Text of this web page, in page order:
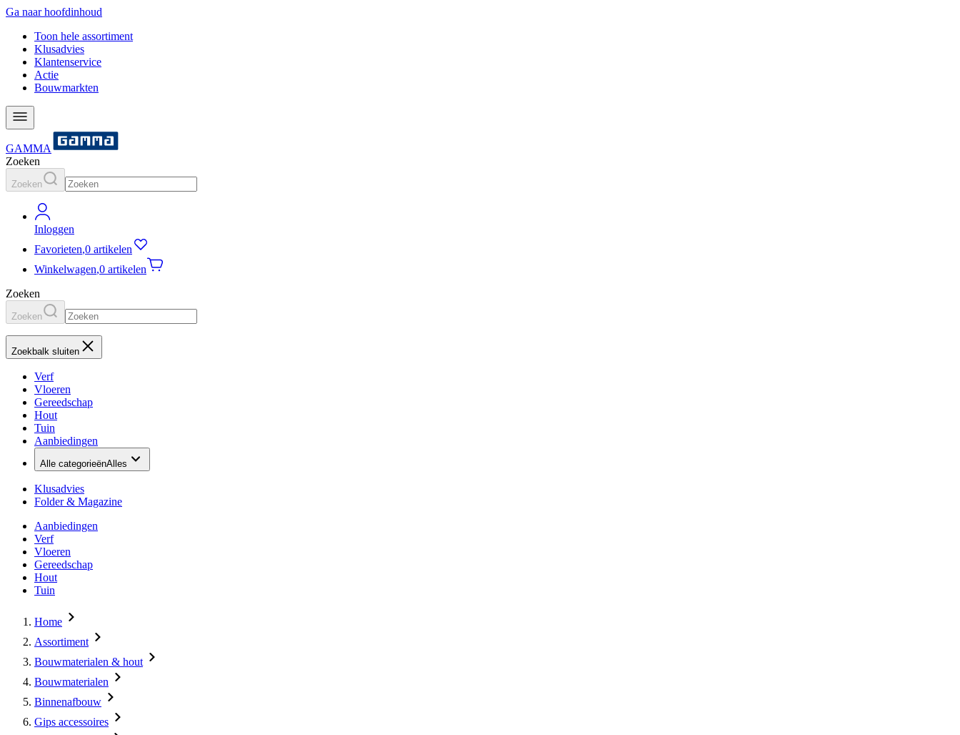
Ga naar hoofdinhoud
Toon hele assortiment
Klusadvies
Klantenservice
Actie
Bouwmarkten
GAMMA
Zoeken
Zoeken
Inloggen
Favorieten,0 artikelen
Winkelwagen,0 artikelen
Zoeken
Zoeken
Zoekbalk sluiten
Verf
Vloeren
Gereedschap
Hout
Tuin
Aanbiedingen
Alle categorieënAlles
Klusadvies
Folder & Magazine
Aanbiedingen
Verf
Vloeren
Gereedschap
Hout
Tuin
Home
Assortiment
Bouwmaterialen & hout
Bouwmaterialen
Binnenafbouw
Gips accessoires